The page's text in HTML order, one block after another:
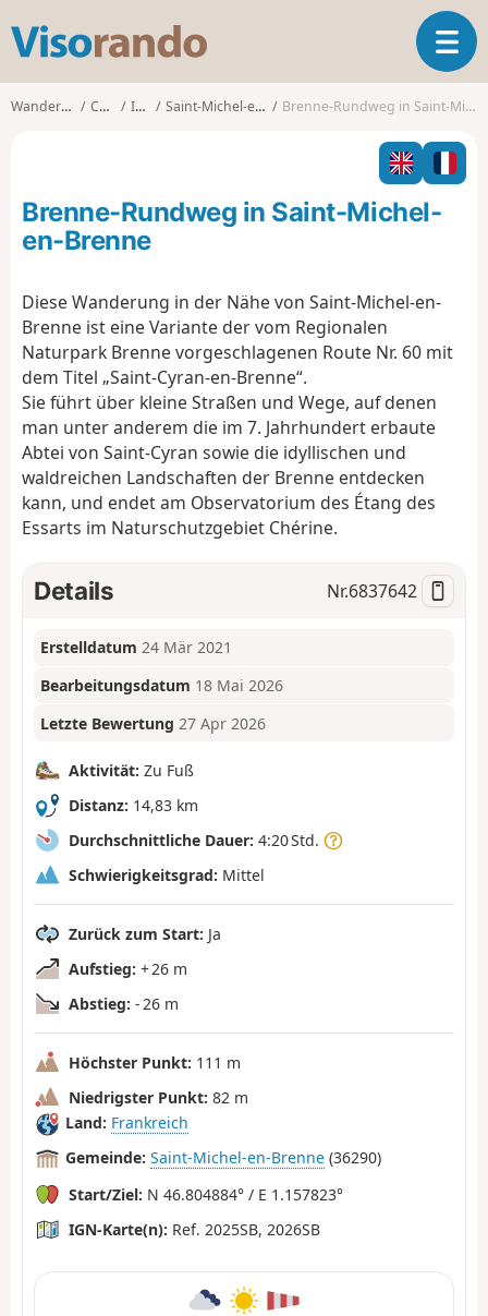
s
o
o
T
o
g
l
n
i
Wanderungen Centre Indre Saint-Michel-en-Brenne Brenne-Rundweg in Saint-Michel-en-Brenne
Brenne-Rundweg in Saint-Michel-
en-Brenne
Diese Wanderung in der Nähe von Saint-Michel-en-
Brenne ist eine Variante der vom Regionalen
Naturpark Brenne vorgeschlagenen Route Nr. 60 mit
dem Titel „Saint-Cyran-en-Brenne“.
Sie führt über kleine Straßen und Wege, auf denen
man unter anderem die im 7. Jahrhundert erbaute
Abtei von Saint-Cyran sowie die idyllischen und
waldreichen Landschaften der Brenne entdecken
kann, und endet am Observatorium des Étang des
Essarts im Naturschutzgebiet Chérine.
Details Nr.6837642
Erstelldatum 24 Mär 2021
Bearbeitungsdatum 18 Mai 2026
Letzte Bewertung 27 Apr 2026
Aktivität: Zu Fuß
Distanz: 14,83 km
Durchschnittliche Dauer: 4:20 Std.
Schwierigkeitsgrad: Mittel
Zurück zum Start: Ja
Aufstieg: + 26 m
Abstieg: - 26 m
Höchster Punkt: 111 m
Niedrigster Punkt: 82 m
Land: Frankreich
Gemeinde: Saint-Michel-en-Brenne (36290)
Start/Ziel: N 46.804884° / E 1.157823°
IGN-Karte(n): Ref. 2025SB, 2026SB